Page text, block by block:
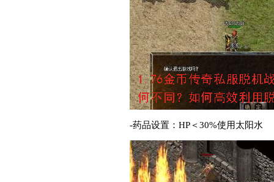
-药品设置：HP＜30%使用太阳水